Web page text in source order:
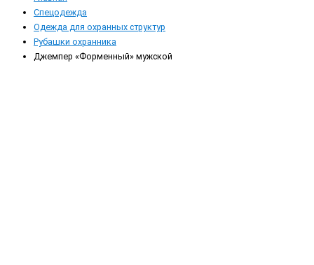
Спецодежда
Одежда для охранных структур
Рубашки охранника
Джемпер «Форменный» мужской